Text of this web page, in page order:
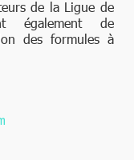
de la Ligue de
également de
des formules à